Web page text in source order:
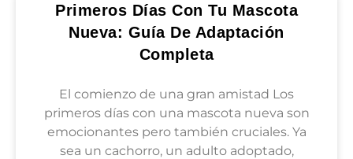
Primeros Días Con Tu Mascota
Nueva: Guía De Adaptación
Completa
El comienzo de una gran amistad Los
primeros días con una mascota nueva son
emocionantes pero también cruciales. Ya
sea un cachorro, un adulto adoptado,